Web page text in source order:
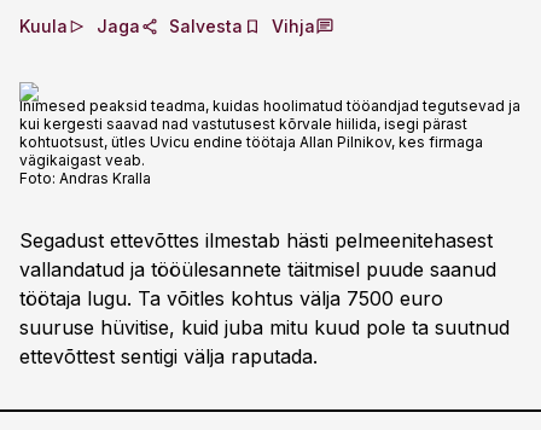
Kuula Jaga Salvesta Vihja
Inimesed peaksid teadma, kuidas hoolimatud tööandjad tegutsevad ja
kui kergesti saavad nad vastutusest kõrvale hiilida, isegi pärast
kohtuotsust, ütles Uvicu endine töötaja Allan Pilnikov, kes firmaga
vägikaigast veab.
Foto: Andras Kralla
Segadust ettevõttes ilmestab hästi pelmeenitehasest
vallandatud ja tööülesannete täitmisel puude saanud
töötaja lugu. Ta võitles kohtus välja 7500 euro
suuruse hüvitise, kuid juba mitu kuud pole ta suutnud
ettevõttest sentigi välja raputada.